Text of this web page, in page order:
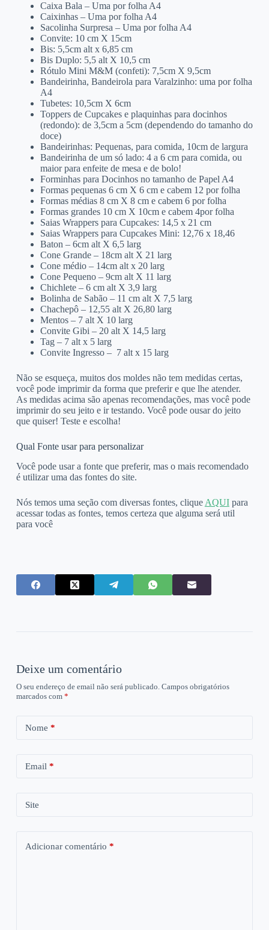
Caixa Bala – Uma por folha A4
Caixinhas – Uma por folha A4
Sacolinha Surpresa – Uma por folha A4
Convite: 10 cm X 15cm
Bis: 5,5cm alt x 6,85 cm
Bis Duplo: 5,5 alt X 10,5 cm
Rótulo Mini M&M (confeti): 7,5cm X 9,5cm
Bandeirinha, Bandeirola para Varalzinho: uma por folha
A4
Tubetes: 10,5cm X 6cm
Toppers de Cupcakes e plaquinhas para docinhos
(redondo): de 3,5cm a 5cm (dependendo do tamanho do
doce)
Bandeirinhas: Pequenas, para comida, 10cm de largura
Bandeirinha de um só lado: 4 a 6 cm para comida, ou
maior para enfeite de mesa e de bolo!
Forminhas para Docinhos no tamanho de Papel A4
Formas pequenas 6 cm X 6 cm e cabem 12 por folha
Formas médias 8 cm X 8 cm e cabem 6 por folha
Formas grandes 10 cm X 10cm e cabem 4por folha
Saias Wrappers para Cupcakes: 14,5 x 21 cm
Saias Wrappers para Cupcakes Mini: 12,76 x 18,46
Baton – 6cm alt X 6,5 larg
Cone Grande – 18cm alt X 21 larg
Cone médio – 14cm alt x 20 larg
Cone Pequeno – 9cm alt X 11 larg
Chichlete – 6 cm alt X 3,9 larg
Bolinha de Sabão – 11 cm alt X 7,5 larg
Chachepô – 12,55 alt X 26,80 larg
Mentos – 7 alt X 10 larg
Convite Gibi – 20 alt X 14,5 larg
Tag – 7 alt x 5 larg
Convite Ingresso – 7 alt x 15 larg
Não se esqueça, muitos dos moldes não tem medidas certas,
você pode imprimir da forma que preferir e que lhe atender.
As medidas acima são apenas recomendações, mas você pode
imprimir do seu jeito e ir testando. Você pode ousar do jeito
que quiser! Teste e escolha!
Qual Fonte usar para personalizar
Você pode usar a fonte que preferir, mas o mais recomendado
é utilizar uma das fontes do site.
Nós temos uma seção com diversas fontes, clique AQUIpara
acessar todas as fontes, temos certeza que alguma será util
para você
Deixe um comentário
O seu endereço de email não será publicado. Campos obrigatórios
marcados com *
Nome *
Email *
Site
Adicionar comentário *